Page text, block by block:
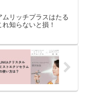
リッチプラスはたる
知らないと損！